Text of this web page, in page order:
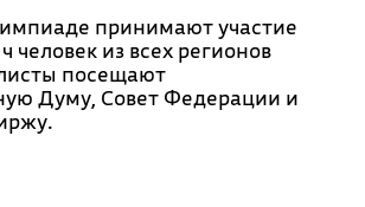
принимают участие
человек из всех регионов
посещают
Думу, Совет Федерации и